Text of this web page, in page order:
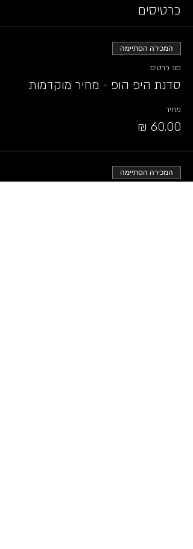
כרטיסים
המכירה הסתיימה
סוג כרטיס
סדנת היפ הופ - מחיר מוקדמות
מחיר
המכירה הסתיימה